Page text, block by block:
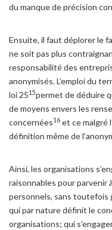
du manque de précision
Ensuite, il faut déplorer le
ne soit pas plus
responsabilité des
anonymisés. L’emploi du
loi 2515permet de déduire
de moyens envers les
concernées16 et ce malgré
définition même de
Ainsi, les organisations
raisonnables pour parvenir
personnels, sans toutefois
qui par nature définit le
organisations; qui